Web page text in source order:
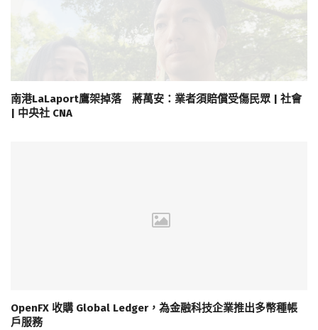
南港LaLaport鷹架掉落 蔣萬安：業者須賠償受傷民眾 | 社會
| 中央社 CNA
OpenFX 收購 Global Ledger，為金融科技企業推出多幣種帳
戶服務